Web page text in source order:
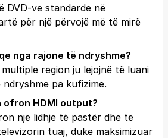
DVD-ve standarde në
për një përvojë më të mirë
nga rajone të ndryshme?
region ju lejojnë të luani
ndryshme pa kufizime.
HDMI output?
një lidhje të pastër dhe të
tuaj, duke maksimizuar